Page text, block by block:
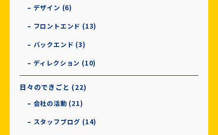
– デザイン (6)
– フロントエンド (13)
– バックエンド (3)
– ディレクション (10)
日々のできごと (22)
– 会社の活動 (21)
– スタッフブログ (14)